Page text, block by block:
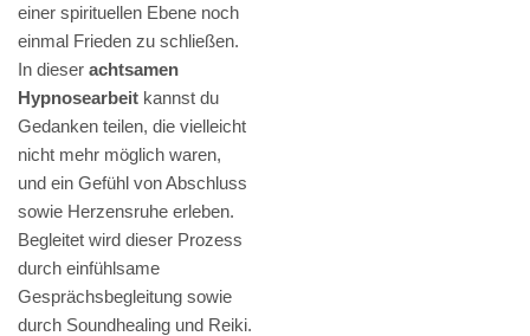
einer spirituellen Ebene noch
einmal Frieden zu schließen.
In dieser achtsamen
Hypnosearbeit kannst du
Gedanken teilen, die vielleicht
nicht mehr möglich waren,
und ein Gefühl von Abschluss
sowie Herzensruhe erleben.
Begleitet wird dieser Prozess
durch einfühlsame
Gesprächsbegleitung sowie
durch Soundhealing und Reiki.